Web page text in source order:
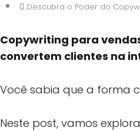
Descubra o Poder do
Copywriting para
convertem clientes na
Você sabia que a forma
Neste post, vamos